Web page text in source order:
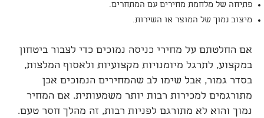
פתיחה של מלחמת מחירים עם המתחרים.
מיצוב נמוך של המוצר או השירות.
אם החלטתם על מחירי כניסה נמוכים כדי לצבור ביטחון
במקצוע, לתרגל מיומנויות מקצועיות ולאסוף המלצות,
בסדר גמור, אבל שימו לב שהמחירים הנמוכים אכן
מתורגמים למכירות רבות יותר משמעותית. אם המחיר
נמוך והוא לא מתורגם לפניות רבות, זה מהלך חסר טעם.